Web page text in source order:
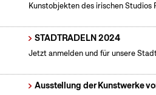
Kunstobjekten des irischen Studios
STADTRADELN 2024
Jetzt anmelden und für unsere
Ausstellung der Kunstwerke